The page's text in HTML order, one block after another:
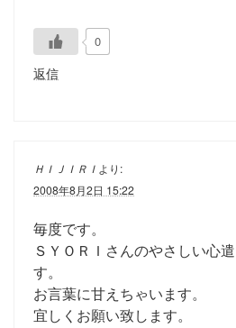
0
返信
ＨＩＪＩＲＩ より:
2008年8月2日 15:22
毎度です。
ＳＹＯＲＩさんのやさしい心
す。
お言葉に甘えちゃいます。
宜しくお願い致します。